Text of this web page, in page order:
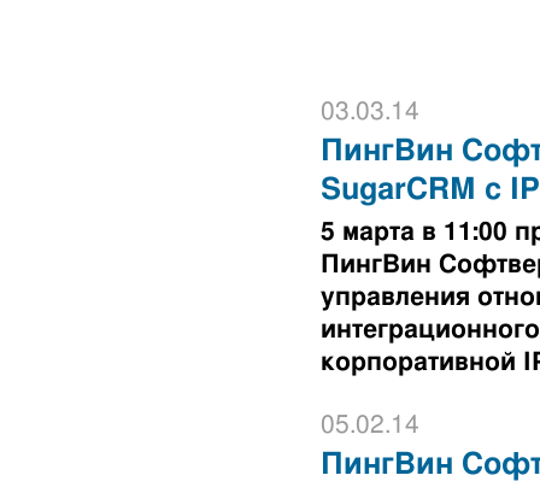
03.03.14
ПингВин
SugarCRM с
5 марта в 11:00
ПингВин
управления
корпоративной
05.02.14
ПингВин